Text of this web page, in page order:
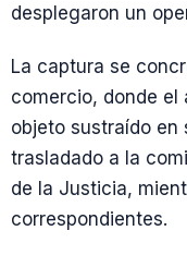
desplegaron un
La captura se
comercio, donde el
objeto sustraído en
trasladado a la
de la Justicia,
correspondientes.